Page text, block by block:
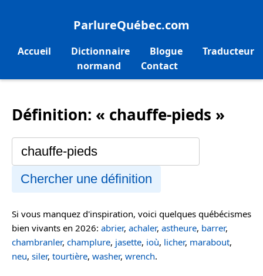
ParlureQuébec.com
Accueil Dictionnaire Blogue
Traducteur
normand
Contact
Définition: « chauffe-pieds »
Chercher une définition
Si vous manquez d'inspiration, voici quelques québécismes
bien vivants en 2026: abrier, achaler, astheure, barrer,
chambranler, champlure, jasette, ioù, licher, marabout,
neu, siler, tourtière, washer, wrench.